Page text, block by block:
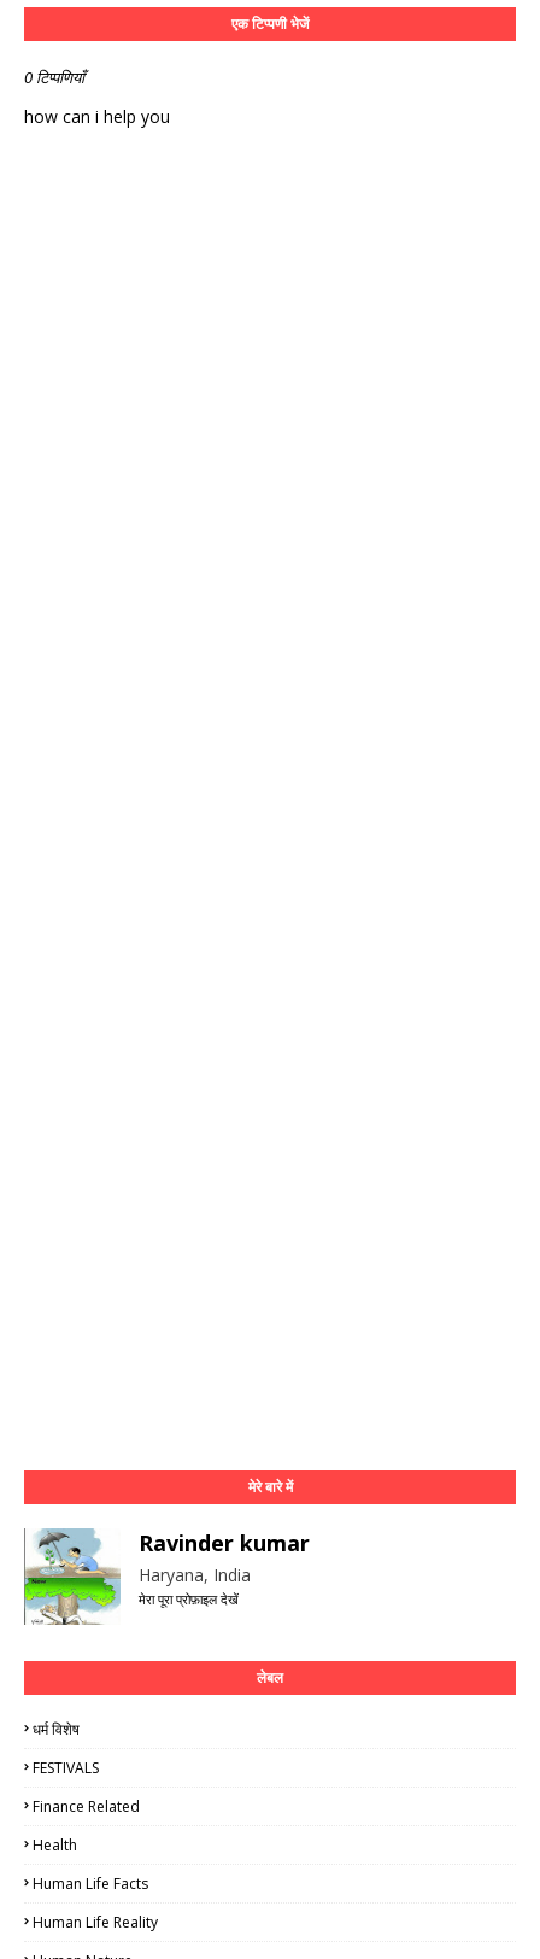
एक टिप्पणी भेजें
0 टिप्पणियाँ
how can i help you
मेरे बारे में
Ravinder kumar
Haryana, India
मेरा पूरा प्रोफ़ाइल देखें
लेबल
धर्म विशेष
FESTIVALS
Finance Related
Health
Human Life Facts
Human Life Reality